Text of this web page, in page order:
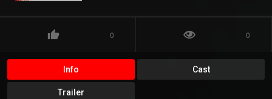
0 0
Info Cast
Trailer